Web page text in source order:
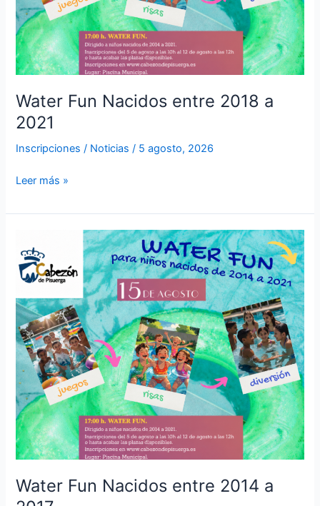
Water Fun Nacidos entre 2018 a
2021
Inscripciones / Noticias/ 5 agosto, 2026
Leer más »
Water Fun Nacidos entre 2014 a
Fun
Nacidos
2014
a
2017